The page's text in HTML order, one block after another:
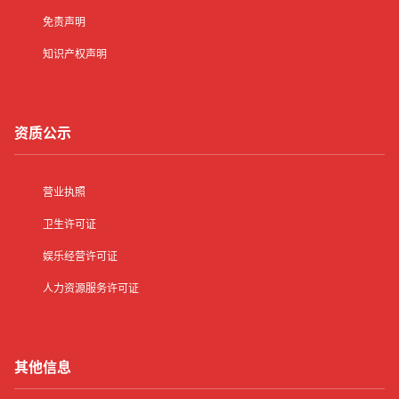
免责声明
知识产权声明
资质公示
营业执照
卫生许可证
娱乐经营许可证
人力资源服务许可证
其他信息